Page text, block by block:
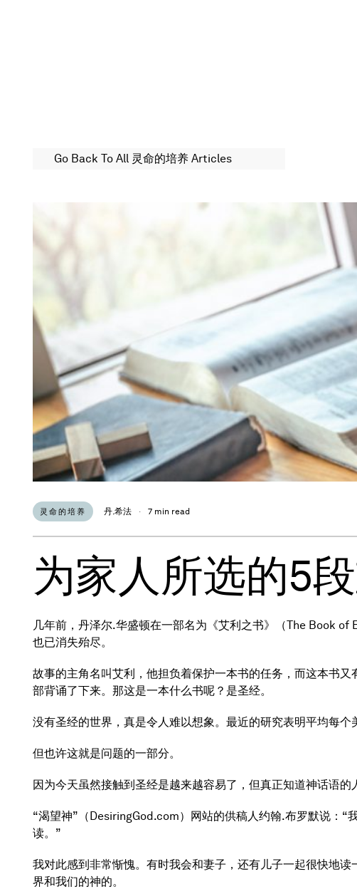
Go Back To All 灵命的培养 Articles
灵命的培养 丹.希法 · 7 min read
为家人所选的5
几年前，丹泽尔.华盛顿在一部名为《艾利之书》（The Book
也已消失殆尽。
故事的主角名叫艾利，他担负着保护一本书的任务，而这本书
部背诵了下来。那这是一本什么书呢？是圣经。
没有圣经的世界，真是令人难以想象。最近的研究表明平均每
但也许这就是问题的一部分。
因为今天虽然接触到圣经是越来越容易了，但真正知道神话语
“渴望神”（DesiringGod.com）网站的供稿人约翰.布罗默说：“
读。”
我对此感到非常惭愧。有时我会和妻子，还有儿子一起很快地
界和我们的神的。